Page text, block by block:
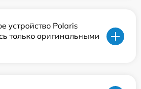
устройство Polaris
только оригинальными